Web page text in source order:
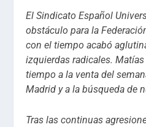
El Sindicato Español
obstáculo para la
con el tiempo acabó
izquierdas radicales.
tiempo a la venta del
Madrid y a la búsqueda de
Tras las continuas